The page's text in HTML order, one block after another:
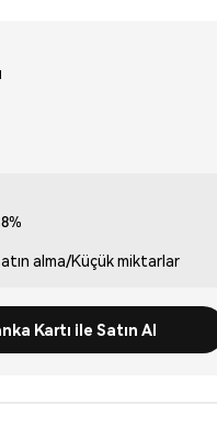
alma/Küçük miktarlar
Kartı ile Satın Al